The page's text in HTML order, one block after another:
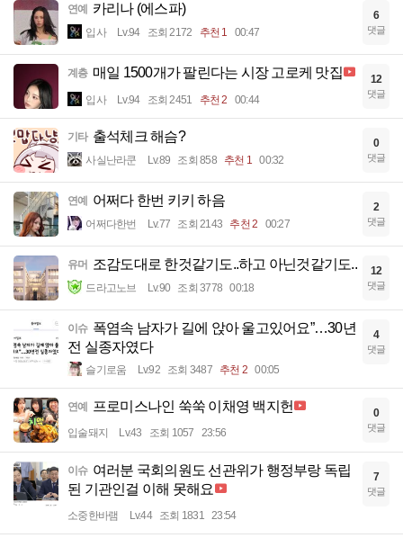
연예 카리나 (에스파)
입사 Lv.94 조회 2172 추천 1 00:47
6
댓글
계층 매일 1500개가 팔린다는 시장 고로케 맛집
입사 Lv.94 조회 2451 추천 2 00:44
12
댓글
기타 출석체크 해슴?
사실난라쿤 Lv.89 조회 858 추천 1 00:32
0
댓글
연예 어쩌다 한번 키키 하음
어쩌다한번 Lv.77 조회 2143 추천 2 00:27
2
댓글
유머 조감도대로 한것같기도..하고 아닌것같기도..
드라고노브 Lv.90 조회 3778 00:18
12
댓글
이슈 폭염속 남자가 길에 앉아 울고있어요”…30년
전 실종자였다
슬기로움 Lv.92 조회 3487 추천 2 00:05
4
댓글
연예 프로미스나인 쑥쑥 이채영 백지헌
입술돼지 Lv.43 조회 1057 23:56
0
댓글
이슈 여러분 국회의원도 선관위가 행정부랑 독립
된 기관인걸 이해 못해요
소중한바램 Lv.44 조회 1831 23:54
7
댓글